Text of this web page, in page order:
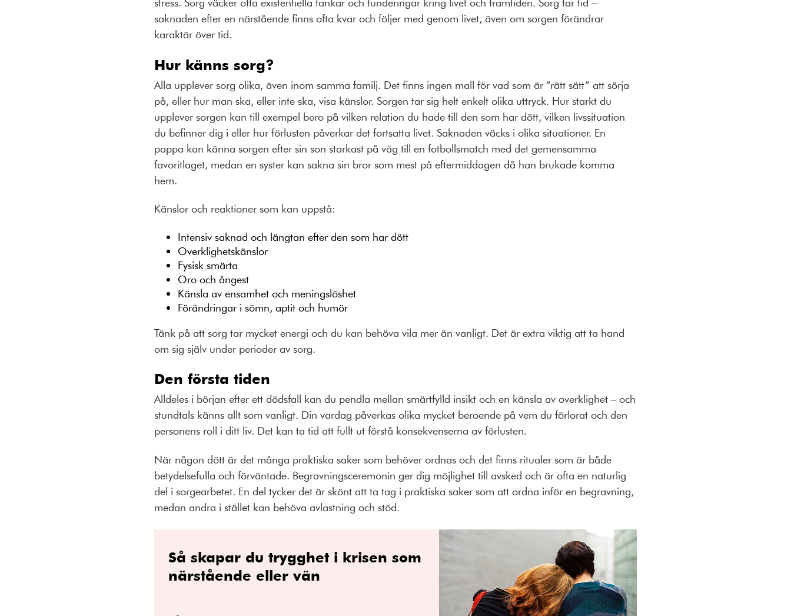
saknaden efter en närstående finns ofta kvar och följer med genom livet, även om sorgen förändrar
karaktär över tid.
Hur känns sorg?
Alla upplever sorg olika, även inom samma familj. Det finns ingen mall för vad som är ”rätt sätt” att sörja
på, eller hur man ska, eller inte ska, visa känslor. Sorgen tar sig helt enkelt olika uttryck. Hur starkt du
upplever sorgen kan till exempel bero på vilken relation du hade till den som har dött, vilken livssituation
du befinner dig i eller hur förlusten påverkar det fortsatta livet. Saknaden väcks i olika situationer. En
pappa kan känna sorgen efter sin son starkast på väg till en fotbollsmatch med det gemensamma
favoritlaget, medan en syster kan sakna sin bror som mest på eftermiddagen då han brukade komma
hem.
Känslor och reaktioner som kan uppstå:
Intensiv saknad och längtan efter den som har dött
Overklighetskänslor
Fysisk smärta
Oro och ångest
Känsla av ensamhet och meningslöshet
Förändringar i sömn, aptit och humör
Tänk på att sorg tar mycket energi och du kan behöva vila mer än vanligt. Det är extra viktig att ta hand
om sig själv under perioder av sorg.
Den första tiden
Alldeles i början efter ett dödsfall kan du pendla mellan smärtfylld insikt och en känsla av overklighet – och
stundtals känns allt som vanligt. Din vardag påverkas olika mycket beroende på vem du förlorat och den
personens roll i ditt liv. Det kan ta tid att fullt ut förstå konsekvenserna av förlusten.
När någon dött är det många praktiska saker som behöver ordnas och det finns ritualer som är både
betydelsefulla och förväntade. Begravningsceremonin ger dig möjlighet till avsked och är ofta en naturlig
del i sorgearbetet. En del tycker det är skönt att ta tag i praktiska saker som att ordna inför en begravning,
medan andra i stället kan behöva avlastning och stöd.
Så skapar du trygghet i krisen som
närstående eller vän